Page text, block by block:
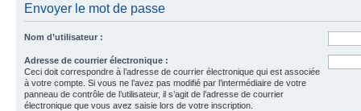
Envoyer le mot de passe
Nom d’utilisateur :
Adresse de courrier électronique :
Ceci doit correspondre à l’adresse de courrier électronique qui est associée
à votre compte. Si vous ne l’avez pas modifié par l’intermédiaire de votre
panneau de contrôle de l’utilisateur, il s’agit de l’adresse de courrier
électronique que vous avez saisie lors de votre inscription.